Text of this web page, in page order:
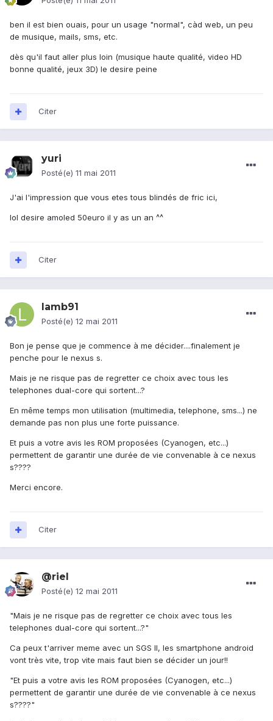
ben il est bien ouais, pour un usage "normal", càd web, un peu
de musique, mails, sms, etc.
dès qu'il faut aller plus loin (musique haute qualité, video HD
bonne qualité, jeux 3D) le desire peine
Citer
yuri
Posté(e) 11 mai 2011
J'ai l'impression que vous etes tous blindés de fric ici,
lol desire amoled 50euro il y as un an ^^
Citer
lamb91
Posté(e) 12 mai 2011
Bon je pense que je commence à me décider....finalement je
penche pour le nexus s.
Mais je ne risque pas de regretter ce choix avec tous les
telephones dual-core qui sortent...?
En même temps mon utilisation (multimedia, telephone, sms...) ne
demande pas non plus une forte puissance.
Et puis a votre avis les ROM proposées (Cyanogen, etc...)
permettent de garantir une durée de vie convenable à ce nexus
s????
Merci encore.
Citer
@riel
Posté(e) 12 mai 2011
"Mais je ne risque pas de regretter ce choix avec tous les
telephones dual-core qui sortent...?"
Ca peux t'arriver meme avec un SGS II, les smartphone android
vont très vite, trop vite mais faut bien se décider un jour!!
"Et puis a votre avis les ROM proposées (Cyanogen, etc...)
permettent de garantir une durée de vie convenable à ce nexus
s????"